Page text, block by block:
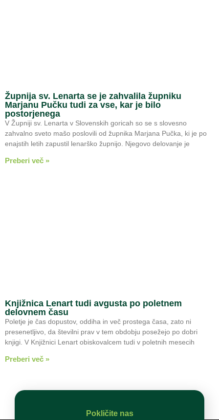
Župnija sv. Lenarta se je zahvalila župniku
Marjanu Pučku tudi za vse, kar je bilo
postorjenega
V Župniji sv. Lenarta v Slovenskih goricah so se s slovesno
zahvalno sveto mašo poslovili od župnika Marjana Pučka, ki je po
enajstih letih zapustil lenarško župnijo. Njegovo delovanje je
Preberi več »
Knjižnica Lenart tudi avgusta po poletnem
delovnem času
Poletje je čas dopustov, oddiha in več prostega časa, zato ni
presenetljivo, da številni prav v tem obdobju posežejo po dobri
knjigi. V Knjižnici Lenart obiskovalcem tudi v poletnih mesecih
Preberi več »
Pokličite nas